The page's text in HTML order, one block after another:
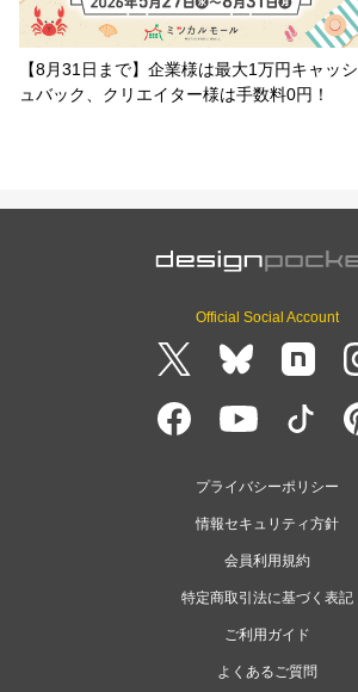
【8月31日まで】企業様は最大1万円キャッシ
ュバック、クリエイター様は手数料0円！
Official Social Account
プライバシーポリシー
情報セキュリティ方針
会員利用規約
特定商取引法に基づく表記
ご利用ガイド
よくあるご質問